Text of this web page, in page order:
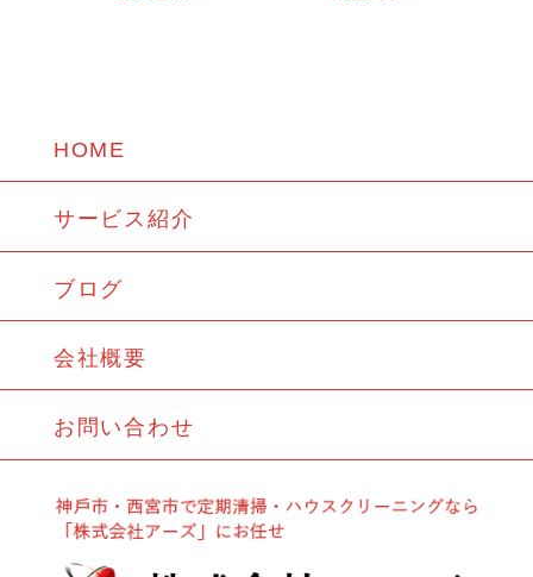
HOME
サービス紹介
ブログ
会社概要
お問い合わせ